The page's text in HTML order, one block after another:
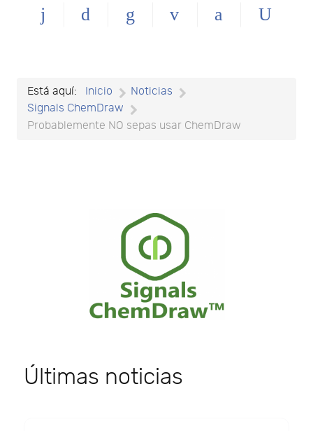
Está aquí: Inicio
Noticias
Signals ChemDraw
Probablemente NO sepas usar ChemDraw
Últimas noticias